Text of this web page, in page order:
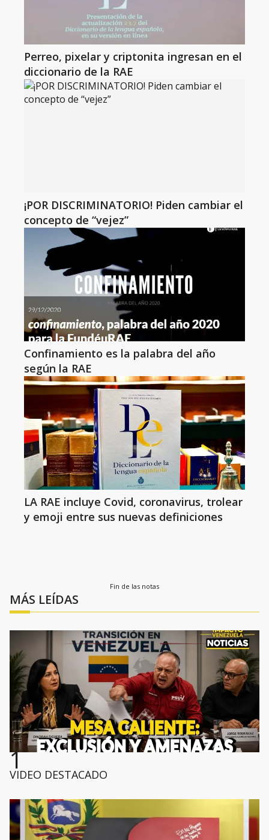
Perreo, pixelar y criptonita ingresan en el
diccionario de la RAE
¡POR DISCRIMINATORIO! Piden cambiar el
concepto de “vejez”
Confinamiento es la palabra del año
según la RAE
LA RAE incluye Covid, coronavirus, trolear
y emoji entre sus nuevas definiciones
Fin de las notas
MÁS LEÍDAS
1
VIDEO DESTACADO